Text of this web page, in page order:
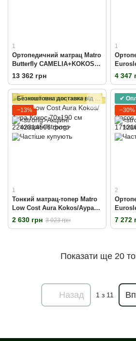
1
Ортопедичний матрац Matro
Butterfly CAMELIA+KOKOS /
КАМЕЛІЯ+КОКОС 70х190 см
13 362 грн
1
70х190
4 347
Безкоштовна доставка від 6000 грн
−13%
1
Тонкий матрац-топер Matro
Low Cost Aura Kokos/Аура
Кокос 70x190 см
2 630 грн 3 023 грн
✔
−30%
2
Cocos
7 272
Показати ще 20
Назад 1 з 11